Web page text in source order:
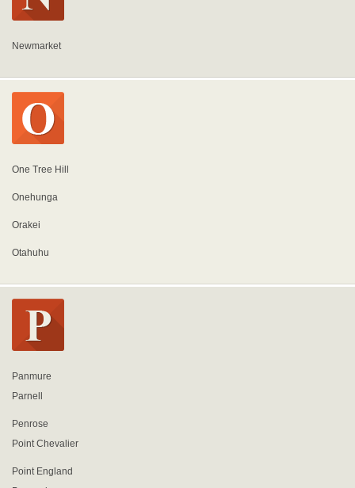
Newmarket
One Tree Hill
Onehunga
Orakei
Otahuhu
Panmure
Parnell
Penrose
Point Chevalier
Point England